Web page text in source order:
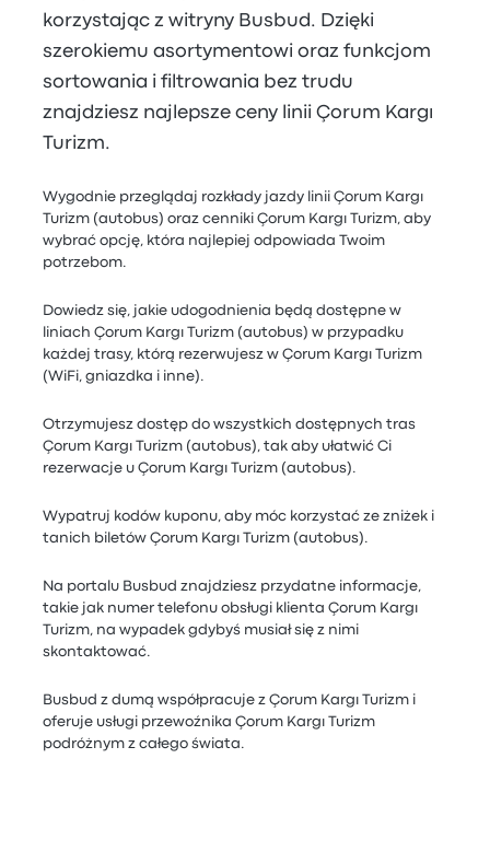
korzystając z witryny Busbud. Dzięki
szerokiemu asortymentowi oraz funkcjom
sortowania i filtrowania bez trudu
znajdziesz najlepsze ceny linii Çorum Kargı
Turizm.
Wygodnie przeglądaj rozkłady jazdy linii Çorum Kargı
Turizm (autobus) oraz cenniki Çorum Kargı Turizm, aby
wybrać opcję, która najlepiej odpowiada Twoim
potrzebom.
Dowiedz się, jakie udogodnienia będą dostępne w
liniach Çorum Kargı Turizm (autobus) w przypadku
każdej trasy, którą rezerwujesz w Çorum Kargı Turizm
(WiFi, gniazdka i inne).
Otrzymujesz dostęp do wszystkich dostępnych tras
Çorum Kargı Turizm (autobus), tak aby ułatwić Ci
rezerwacje u Çorum Kargı Turizm (autobus).
Wypatruj kodów kuponu, aby móc korzystać ze zniżek i
tanich biletów Çorum Kargı Turizm (autobus).
Na portalu Busbud znajdziesz przydatne informacje,
takie jak numer telefonu obsługi klienta Çorum Kargı
Turizm, na wypadek gdybyś musiał się z nimi
skontaktować.
Busbud z dumą współpracuje z Çorum Kargı Turizm i
oferuje usługi przewoźnika Çorum Kargı Turizm
podróżnym z całego świata.